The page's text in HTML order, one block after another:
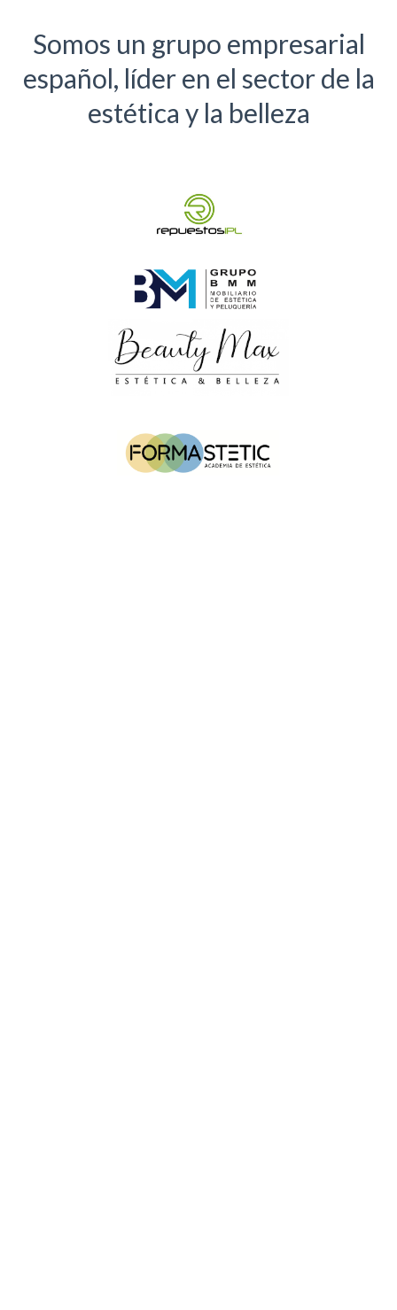
Somos un grupo empresarial
español, líder en el sector de la
estética y la belleza